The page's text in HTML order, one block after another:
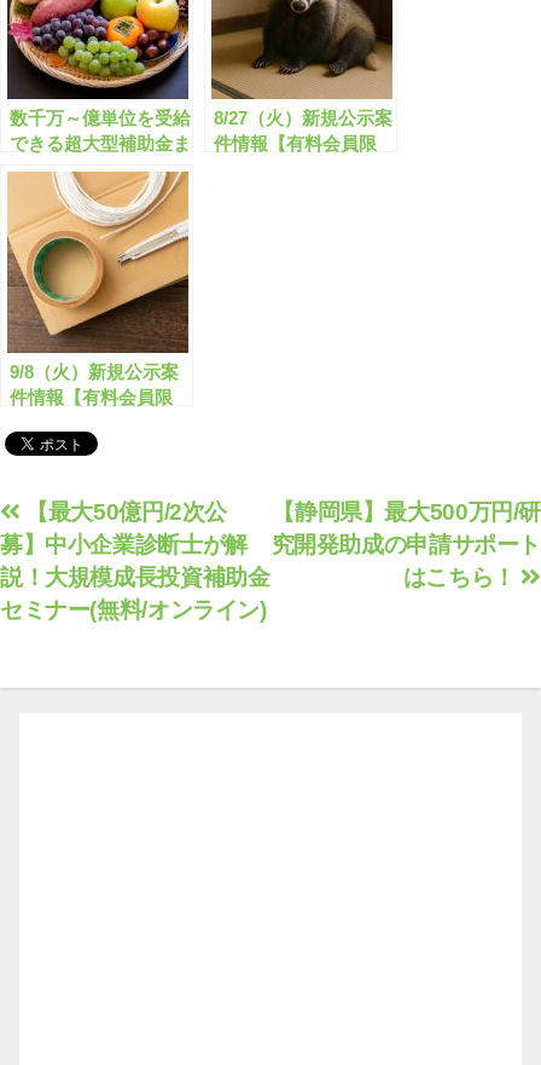
数千万～億単位を受給
できる超大型補助金ま
とめ 全163件【2022年
12月版】【有料会員
限定】
8/27（火）新規公示案
件情報【有料会員限
9/8（火）新規公示案
件情報【有料会員限
投
稿
ナ
ビ
【静岡県】最大500万円/研
究開発助成の申請サポート
はこちら！
【最大50億円/2次公
募】中小企業診断士が解
説！大規模成長投資補助金
セミナー(無料/オンライン)